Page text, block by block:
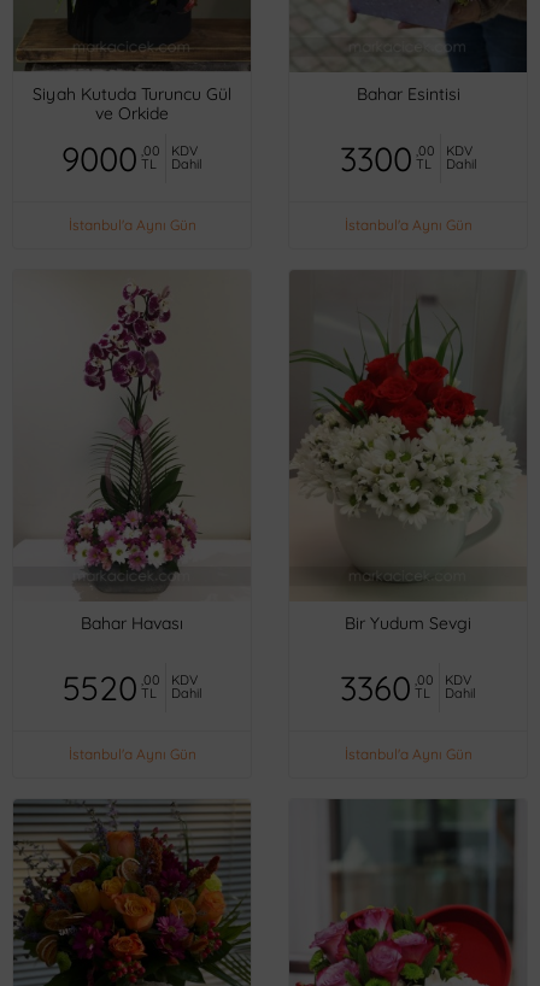
Siyah Kutuda Turuncu Gül
ve Orkide
9000 ,00
TL
KDV
Dahil
İstanbul'a Aynı Gün
Bahar Esintisi
3300 ,00
TL
KDV
Dahil
İstanbul'a Aynı Gün
Bahar Havası
5520 ,00
TL
KDV
Dahil
İstanbul'a Aynı Gün
Bir Yudum Sevgi
3360 ,00
TL
KDV
Dahil
İstanbul'a Aynı Gün